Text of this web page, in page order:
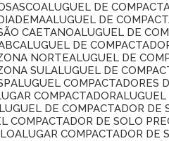
ALUGUEL DE
ALUGUEL DE
CAETANO ALUGUEL DE
ALUGUEL DE
NORTE ALUGUEL DE
SUL ALUGUEL DE
ALUGUEL COMPACTADORES
COMPACTADOR
ALUGUEL DE COMPACTADOR DE
COMPACTADOR DE SOLO
ALUGAR COMPACTADOR DE